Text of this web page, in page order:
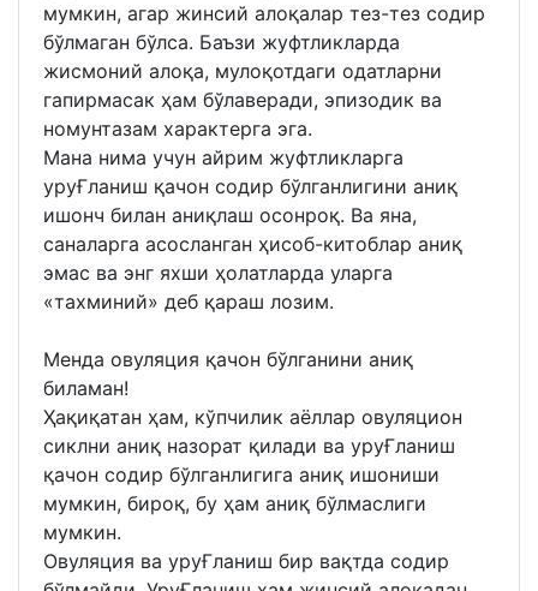
мумкин, агар жинсий алоқалар тез-тез содир
бўлмаган бўлса. Баъзи жуфтликларда
жисмоний алоқа, мулоқотдаги одатларни
гапирмасак ҳам бўлаверади, эпизодик ва
номунтазам характерга эга.
Мана нима учун айрим жуфтликларга
уруҒланиш қачон содир бўлганлигини аниқ
ишонч билан аниқлаш осонроқ. Ва яна,
саналарга асосланган ҳисоб-китоблар аниқ
эмас ва энг яхши ҳолатларда уларга
«тахминий» деб қараш лозим.
Менда овуляция қачон бўлганини аниқ
биламан!
Ҳақиқатан ҳам, кўпчилик аёллар овуляцион
сиклни аниқ назорат қилади ва уруҒланиш
қачон содир бўлганлигига аниқ ишониши
мумкин, бироқ, бу ҳам аниқ бўлмаслиги
мумкин.
Овуляция ва уруҒланиш бир вақтда содир